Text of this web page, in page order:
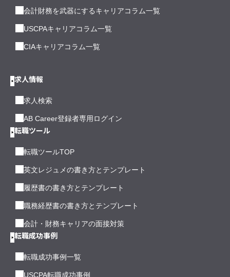
会計財務を武器にするキャリアコラム一覧
USCPAキャリアコラム一覧
CIAキャリアコラム一覧
求人情報
求人検索
AB Career登録者専用ログイン
転職ツール
転職ツールTOP
英文レジュメの書き方とテンプレート
履歴書の書き方とテンプレート
職務経歴書の書き方とテンプレート
会計・財務キャリアの面接対策
転職成功事例
転職成功事例一覧
USCPA転職成功事例